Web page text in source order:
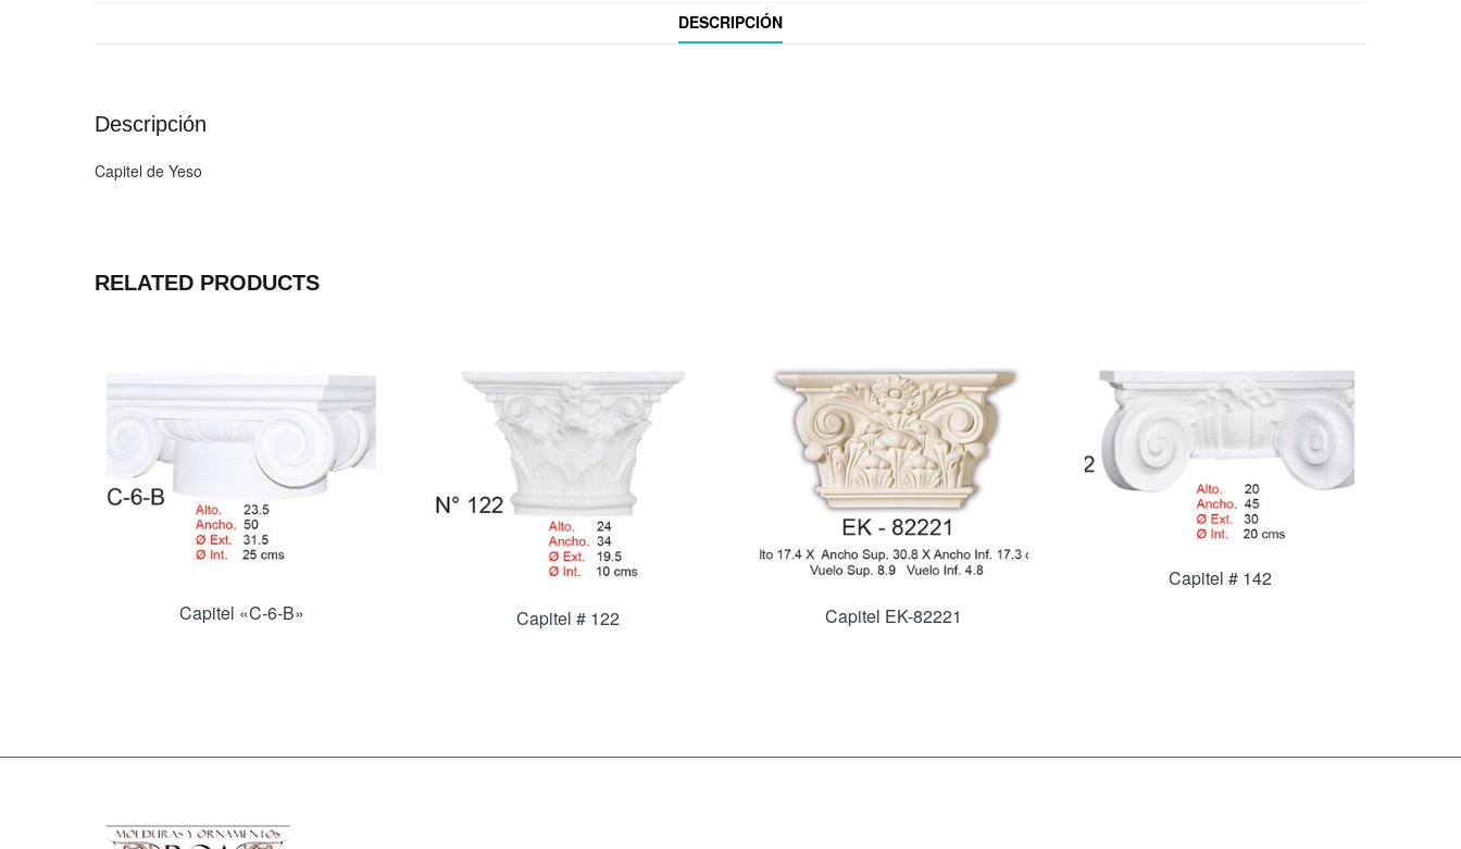
DESCRIPCIÓN
Descripción
Capitel de Yeso
RELATED PRODUCTS
Capitel «C-6-B» Capitel # 122 Capitel EK-82221
Capitel # 142